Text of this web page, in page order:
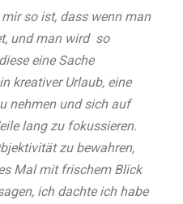
so ist, dass wenn man
und man wird so
eine Sache
kreativer Urlaub, eine
nehmen und sich auf
lang zu fokussieren.
zu bewahren,
Mal mit frischem Blick
ich dachte ich habe